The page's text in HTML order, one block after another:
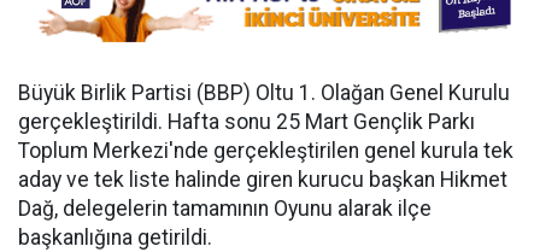
Büyük Birlik Partisi (BBP) Oltu 1. Olağan Genel Kurulu
gerçekleştirildi. Hafta sonu 25 Mart Gençlik Parkı
Toplum Merkezi'nde gerçekleştirilen genel kurula tek
aday ve tek liste halinde giren kurucu başkan Hikmet
Dağ, delegelerin tamamının Oyunu alarak ilçe
başkanlığına getirildi.